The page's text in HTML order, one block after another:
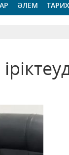
ӘЛЕМ ТАРИХ